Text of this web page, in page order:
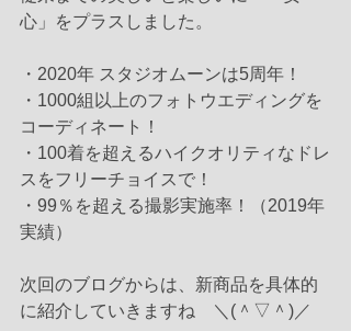
心」をプラスしました。
・2020年 スタジオムーンは5周年！
・1000組以上のフォトウエディングを
コーディネート！
・100着を超えるハイクオリティなドレ
スをフリーチョイスで！
・99％を超える撮影実施率！（2019年
実績）
次回のブログからは、新商品を具体的
に紹介していきますね　＼(＾▽＾)／